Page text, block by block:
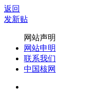
返回
发新贴
网站声明
网站申明
联系我们
中国核网